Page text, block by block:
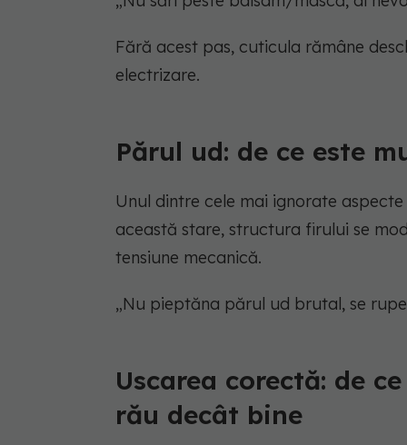
Fără acest pas, cuticula rămâne
electrizare.
Părul ud: de ce este
Unul dintre cele mai ignorate
această stare, structura firului se
tensiune mecanică.
„Nu pieptăna părul ud brutal, se
Uscarea corectă: de
rău decât bine